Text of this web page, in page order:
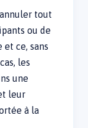
tout
ou de
ce, sans
les
une
leur
à la